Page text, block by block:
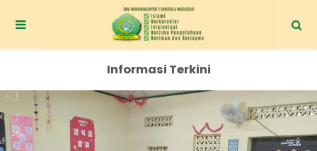
Informasi Terkini